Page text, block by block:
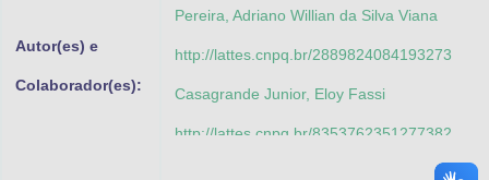
Autor(es) e
Colaborador(es):
Pereira, Adriano Willian da Silva Viana
http://lattes.cnpq.br/2889824084193273
Casagrande Junior, Eloy Fassi
http://lattes.cnpq.br/8353762351277382